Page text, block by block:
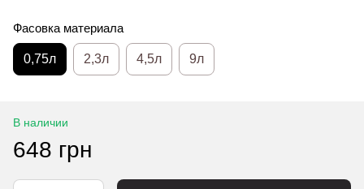
Фасовка материала
0,75л 2,3л 4,5л 9л
В наличии
648 грн